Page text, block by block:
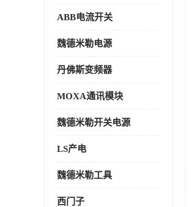
ABB电流开关
魏德米勒电源
丹佛斯变频器
MOXA通讯模块
魏德米勒开关电源
LS产电
魏德米勒工具
西门子